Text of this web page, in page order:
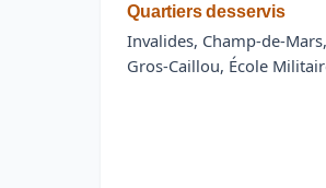
Quartiers desservis
Invalides, Champ-de-Mars,
Gros-Caillou, École